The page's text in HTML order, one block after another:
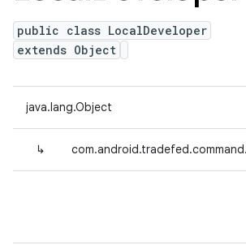
public class LocalDeveloper
extends Object
java.lang.Object
↳